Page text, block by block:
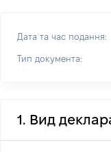
Дата та час подання:
Тип документа:
1. Вид